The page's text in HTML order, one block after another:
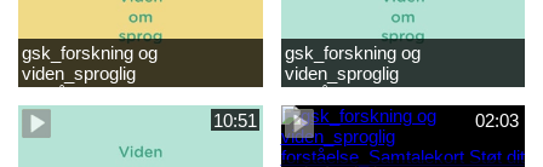
gsk_forskning og
viden_sproglig
forståelse_Snak med dit barn
2-6 år.mp4
gsk_forskning og
viden_sproglig
forståelse_Snak med din
baby 0-6 mdr.mp4
10:51 02:03